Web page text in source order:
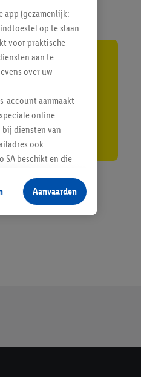
app (gezamenlijk:
op te slaan
voor praktische
aan te
over uw
account aanmaakt
online
diensten van
ook
SA beschikt en die
producten waarin
maar het
als er met behulp
Aanvaarden